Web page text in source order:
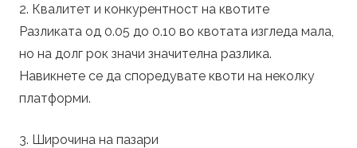
2. Квалитет и конкурентност на квотите
Разликата од 0.05 до 0.10 во квотата изгледа мала,
но на долг рок значи значителна разлика.
Навикнете се да споредувате квоти на неколку
платформи.
3. Широчина на пазари